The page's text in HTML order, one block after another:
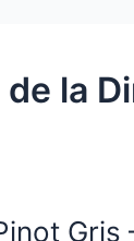
la
Gris